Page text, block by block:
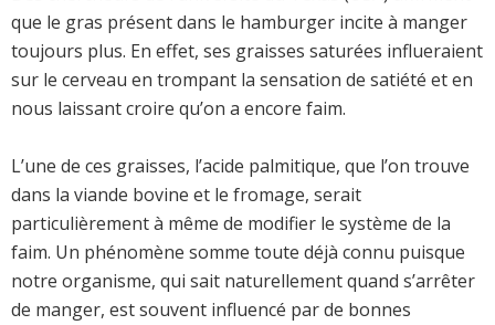
que le gras présent dans le hamburger incite à manger
toujours plus. En effet, ses graisses saturées influeraient
sur le cerveau en trompant la sensation de satiété et en
nous laissant croire qu’on a encore faim.
L’une de ces graisses, l’acide palmitique, que l’on trouve
dans la viande bovine et le fromage, serait
particulièrement à même de modifier le système de la
faim. Un phénomène somme toute déjà connu puisque
notre organisme, qui sait naturellement quand s’arrêter
de manger, est souvent influencé par de bonnes